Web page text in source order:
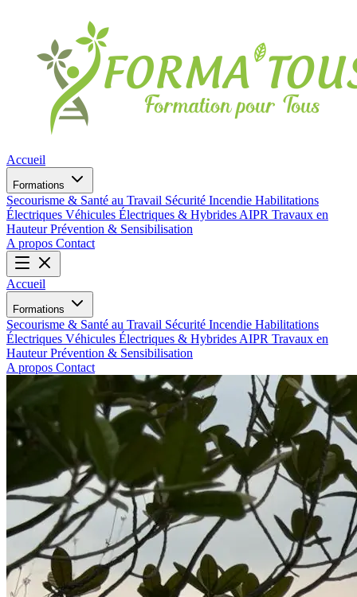
Accueil
Formations
Secourisme & Santé au Travail Sécurité Incendie Habilitations
Électriques Véhicules Électriques & Hybrides AIPR Travaux en
HauteurPrévention & Sensibilisation
A propos Contact
Accueil
Formations
Secourisme & Santé au Travail Sécurité Incendie Habilitations
Électriques Véhicules Électriques & Hybrides AIPR Travaux en
HauteurPrévention & Sensibilisation
A propos Contact